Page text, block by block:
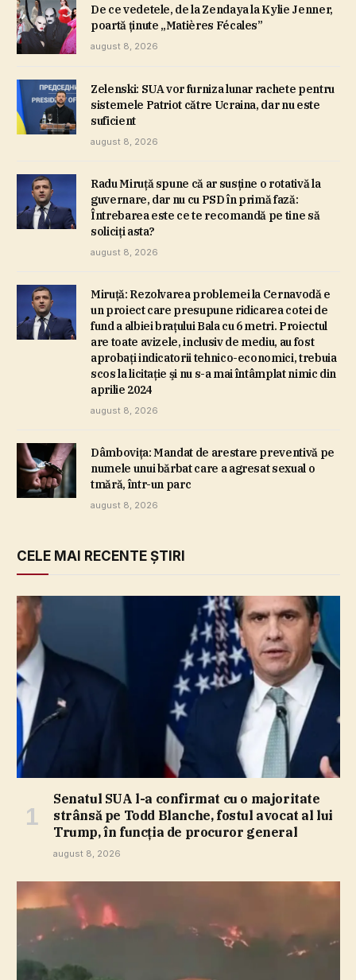
De ce vedetele, de la Zendaya la Kylie Jenner,
poartă ţinute „Matières Fécales”
august 8, 2026
Zelenski: SUA vor furniza lunar rachete pentru
sistemele Patriot către Ucraina, dar nu este
suficient
august 8, 2026
Radu Miruţă spune că ar susţine o rotativă la
guvernare, dar nu cu PSD în primă fază:
Întrebarea este ce te recomandă pe tine să
soliciţi asta?
august 8, 2026
Miruţă: Rezolvarea problemei la Cernavodă e
un proiect care presupune ridicarea cotei de
fund a albiei braţului Bala cu 6 metri. Proiectul
are toate avizele, inclusiv de mediu, au fost
aprobaţi indicatorii tehnico-economici, trebuia
scos la licitaţie şi nu s-a mai întâmplat nimic din
aprilie 2024
august 8, 2026
Dâmboviţa: Mandat de arestare preventivă pe
numele unui bărbat care a agresat sexual o
tmără, într-un parc
august 8, 2026
CELE MAI RECENTE ȘTIRI
Senatul SUA l-a confirmat cu o majoritate
strânsă pe Todd Blanche, fostul avocat al lui
Trump, în funcţia de procuror general
august 8, 2026